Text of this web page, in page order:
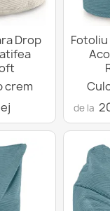
Drop
crem
de la